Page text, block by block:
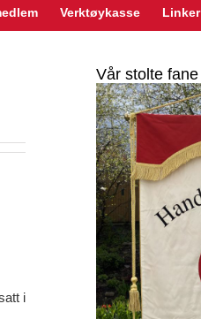
Verktøykasse Linker
i
Vår stolte fane